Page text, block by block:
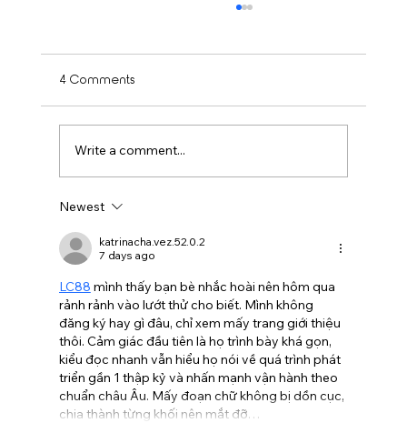
Is Balayage Worth It? Mississauga’ Guide
4 Comments
Write a comment...
Newest
katrinacha.vez.52.0.2
7 days ago
LC88 mình thấy bạn bè nhắc hoài nên hôm qua
rảnh rảnh vào lướt thử cho biết. Mình không
đăng ký hay gì đâu, chỉ xem mấy trang giới thiệu
thôi. Cảm giác đầu tiên là họ trình bày khá gọn,
kiểu đọc nhanh vẫn hiểu họ nói về quá trình phát
triển gần 1 thập kỷ và nhấn mạnh vận hành theo
chuẩn châu Âu. Mấy đoạn chữ không bị dồn cục,
chia thành từng khối nên mắt đỡ…